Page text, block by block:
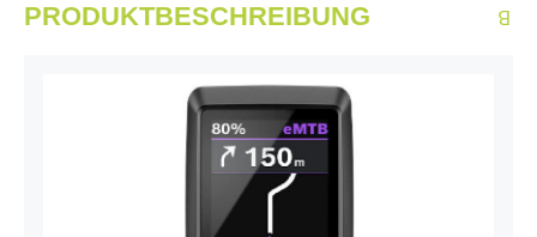
PRODUKTBESCHREIBUNG